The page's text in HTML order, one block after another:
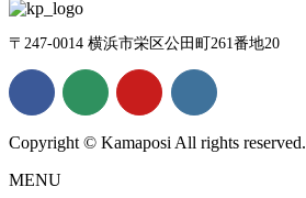
〒247-0014 横浜市栄区公田町261番地20
Copyright © Kamaposi All rights reserved.
MENU